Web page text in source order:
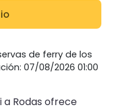
de ferry de los
07/08/2026 01:00
a Rodas ofrece